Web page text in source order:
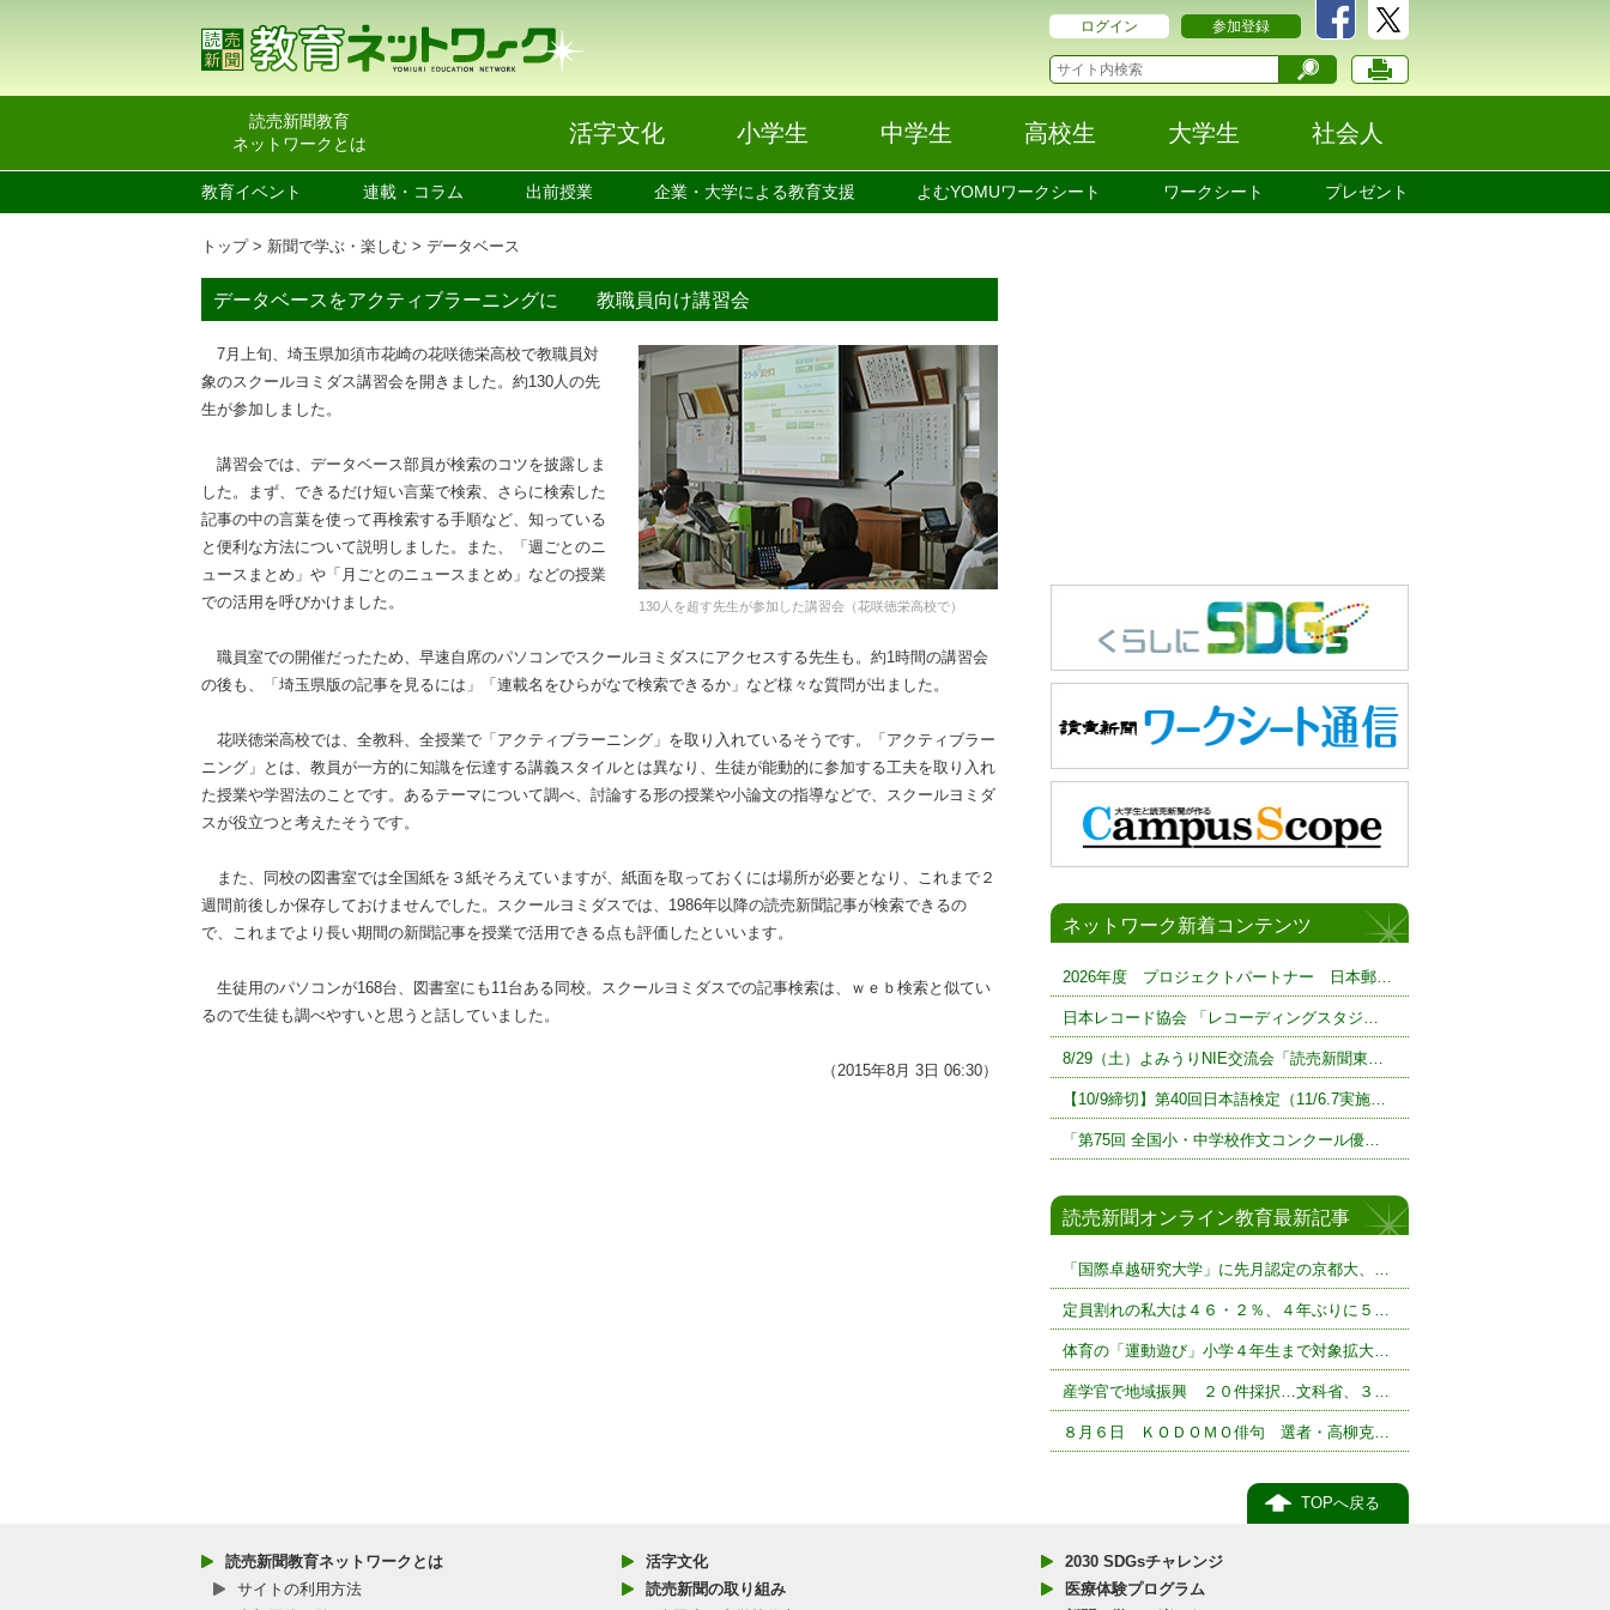
ログイン 参加登録
読売新聞教育
ネットワークとは
活字文化 小学生 中学生 高校生 大学生 社会人
教育イベント 連載・コラム 出前授業 企業・大学による教育支援 よむYOMUワークシート ワークシート プレゼント
トップ 新聞で学ぶ・楽しむ データベース
データベースをアクティブラーニングに 教職員向け講習会
130人を超す先生が参加した講習会（花咲徳栄高校で）
7月上旬、埼玉県加須市花崎の花咲徳栄高校で教職員対
象のスクールヨミダス講習会を開きました。約130人の先
生が参加しました。
講習会では、データベース部員が検索のコツを披露しま
した。まず、できるだけ短い言葉で検索、さらに検索した
記事の中の言葉を使って再検索する手順など、知っている
と便利な方法について説明しました。また、「週ごとのニ
ュースまとめ」や「月ごとのニュースまとめ」などの授業
での活用を呼びかけました。
職員室での開催だったため、早速自席のパソコンでスクールヨミダスにアクセスする先生も。約1時間の講習会
の後も、「埼玉県版の記事を見るには」「連載名をひらがなで検索できるか」など様々な質問が出ました。
花咲徳栄高校では、全教科、全授業で「アクティブラーニング」を取り入れているそうです。「アクティブラー
ニング」とは、教員が一方的に知識を伝達する講義スタイルとは異なり、生徒が能動的に参加する工夫を取り入れ
た授業や学習法のことです。あるテーマについて調べ、討論する形の授業や小論文の指導などで、スクールヨミダ
スが役立つと考えたそうです。
また、同校の図書室では全国紙を３紙そろえていますが、紙面を取っておくには場所が必要となり、これまで２
週間前後しか保存しておけませんでした。スクールヨミダスでは、1986年以降の読売新聞記事が検索できるの
で、これまでより長い期間の新聞記事を授業で活用できる点も評価したといいます。
生徒用のパソコンが168台、図書室にも11台ある同校。スクールヨミダスでの記事検索は、ｗｅｂ検索と似てい
るので生徒も調べやすいと思うと話していました。
（2015年8月 3日 06:30）
ネットワーク新着コンテンツ
2026年度 プロジェクトパートナー 日本郵…
日本レコード協会 「レコーディングスタジ…
8/29（土）よみうりNIE交流会「読売新聞東…
【10/9締切】第40回日本語検定（11/6.7実施…
「第75回 全国小・中学校作文コンクール優…
読売新聞オンライン教育最新記事
「国際卓越研究大学」に先月認定の京都大、…
定員割れの私大は４６・２％、４年ぶりに５…
体育の「運動遊び」小学４年生まで対象拡大…
産学官で地域振興 ２０件採択…文科省、３…
８月６日 ＫＯＤＯＭＯ俳句 選者・高柳克…
TOPへ戻る
読売新聞教育ネットワークとは
サイトの利用方法
活字文化
読売新聞の取り組み
2030 SDGsチャレンジ
医療体験プログラム